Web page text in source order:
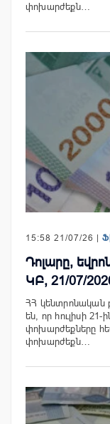
փոխարժեքն…
15:58 21/07/26 |
Դոլարը,
ԿԲ, 21/07/
ՀՀ կենտրոնական
են, որ հուլիսի
փոխարժեքները
փոխարժեքն…